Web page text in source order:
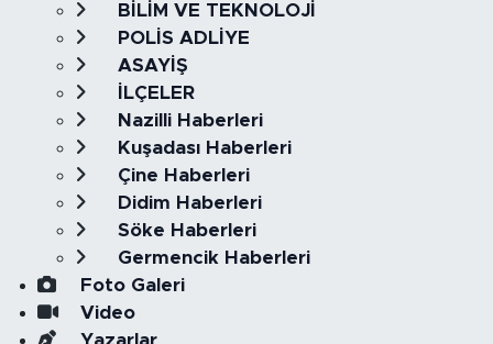
BİLİM VE TEKNOLOJİ
POLİS ADLİYE
ASAYİŞ
İLÇELER
Nazilli Haberleri
Kuşadası Haberleri
Çine Haberleri
Didim Haberleri
Söke Haberleri
Germencik Haberleri
Foto Galeri
Video
Yazarlar